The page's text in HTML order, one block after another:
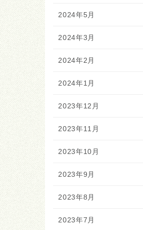
2024年5月
2024年3月
2024年2月
2024年1月
2023年12月
2023年11月
2023年10月
2023年9月
2023年8月
2023年7月